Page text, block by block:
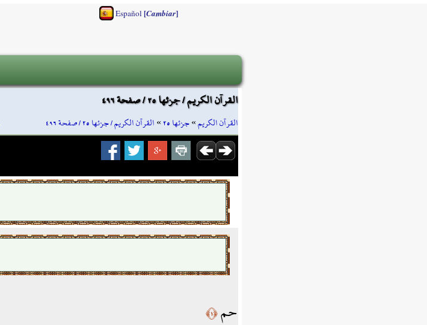
Español [Cambiar]
القرآن الكريم / جزئها ٢٥ / صفحة ٤٩٦
القرآن الكريم»جزئها ٢٥ »القرآن الكريم / جزئها ٢٥ / صفحة ٤٩٦
حم﴿١﴾